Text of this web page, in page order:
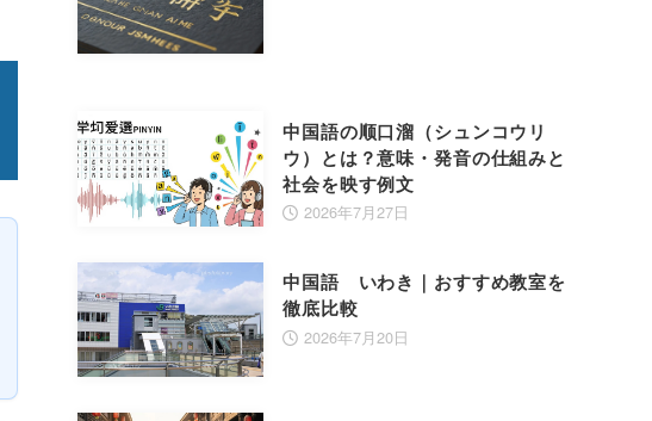
中国語の顺口溜（シュンコウリ
ウ）とは？意味・発音の仕組みと
社会を映す例文
2026年7月27日
中国語 いわき｜おすすめ教室を
徹底比較
2026年7月20日